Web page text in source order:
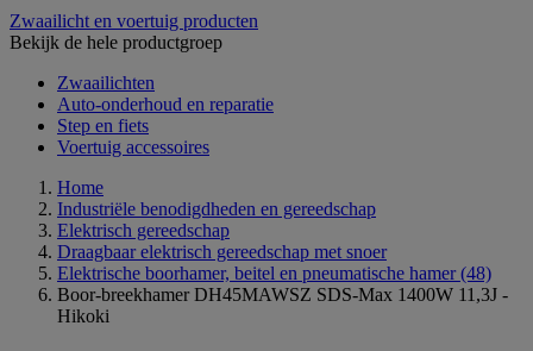
Zwaailicht en voertuig producten
Bekijk de hele productgroep
Zwaailichten
Auto-onderhoud en reparatie
Step en fiets
Voertuig accessoires
Home
Industriële benodigdheden en gereedschap
Elektrisch gereedschap
Draagbaar elektrisch gereedschap met snoer
Elektrische boorhamer, beitel en pneumatische hamer (48)
Boor-breekhamer DH45MAWSZ SDS-Max 1400W 11,3J -
Hikoki